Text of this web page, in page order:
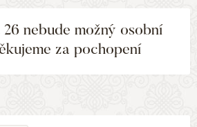
nebude možný osobní
za pochopení